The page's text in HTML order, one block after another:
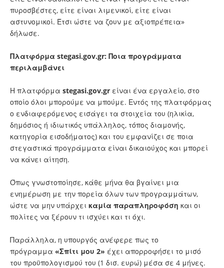
πυροσβέστες, είτε είναι λιμενικοί, είτε είναι
αστυνομικοί. Έτσι ώστε να ζουν με αξιοπρέπεια»
δήλωσε.
Πλατφόρμα stegasi.gov.gr: Ποια προγράμματα
περιλαμβάνει
Η πλατφόρμα stegasi.gov.gr είναι ένα εργαλείο, στο
οποίο όλοι μπορούμε να μπούμε. Εντός της πλατφόρμας
ο ενδιαφερόμενος εισάγει τα στοιχεία του (ηλικία,
δημόσιος ή ιδιωτικός υπάλληλος, τόπος διαμονής,
κατηγορία εισοδήματος) και του εμφανίζει σε ποια
στεγαστικά προγράμματα είναι δικαιούχος και μπορεί
να κάνει αίτηση.
Όπως γνωστοποίησε, κάθε μήνα θα βγαίνει μια
ενημέρωση με την πορεία όλων των προγραμμάτων,
ώστε να μην υπάρχει καμία παραπληροφόση και οι
πολίτες να ξέρουν τι ισχύει και τι όχι.
Παράλληλα, η υπουργός ανέφερε πως το
πρόγραμμα «Σπίτι μου 2» έχει απορροφήσει το μισό
του προϋπολογισμού του (1 δισ. ευρώ) μέσα σε 4 μήνες.